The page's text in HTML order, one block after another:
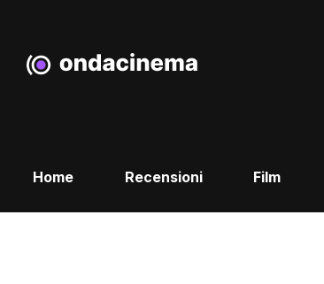
Home Recensioni Film